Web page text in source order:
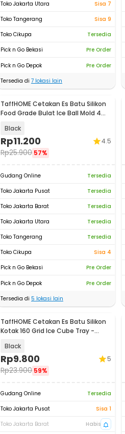
Toko Jakarta Utara
Sisa 7
Toko Tangerang
Sisa 9
Toko Cikupa
Tersedia
Pick n Go Bekasi
Pre Order
Pick n Go Depok
Pre Order
Tersedia di 7 lokasi lain
TaffHOME Cetakan Es Batu Silikon
Food Grade Bulat Ice Ball Mold 4
Black
Rp11.200
Rp25.900 57%
4.5
Gudang Online
Tersedia
Toko Jakarta Pusat
Tersedia
Toko Jakarta Barat
Tersedia
Toko Jakarta Utara
Tersedia
Toko Tangerang
Tersedia
Toko Cikupa
Sisa 4
Pick n Go Bekasi
Pre Order
Pick n Go Depok
Pre Order
Tersedia di 5 lokasi lain
TaffHOME Cetakan Es Batu Silikon
Kotak 160 Grid Ice Cube Tray -
Black
Rp9.800
Rp23.900 59%
5
Gudang Online
Tersedia
Toko Jakarta Pusat
Sisa 1
Toko Jakarta Barat
Habis